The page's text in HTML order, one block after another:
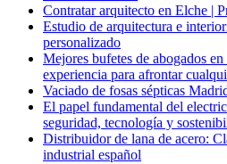
Contratar arquitecto en Elche |
Estudio de arquitectura e
personalizado
Mejores bufetes de abogados
experiencia para afrontar
Vaciado de fosas sépticas
El papel fundamental del
seguridad, tecnología y
Distribuidor de lana de acero:
industrial español